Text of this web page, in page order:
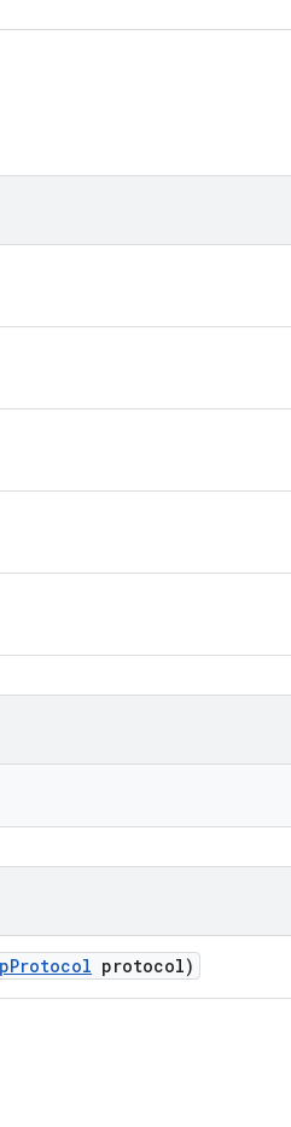
Protocol protocol)